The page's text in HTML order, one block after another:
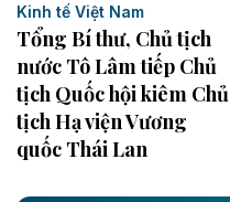
Kinh tế Việt Nam
Tổng Bí thư, Chủ tịch
nước Tô Lâm tiếp Chủ
tịch Quốc hội kiêm Chủ
tịch Hạ viện Vương
quốc Thái Lan